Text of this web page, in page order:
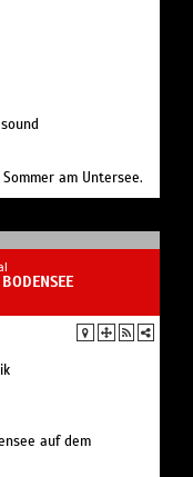
am Untersee.
auf dem